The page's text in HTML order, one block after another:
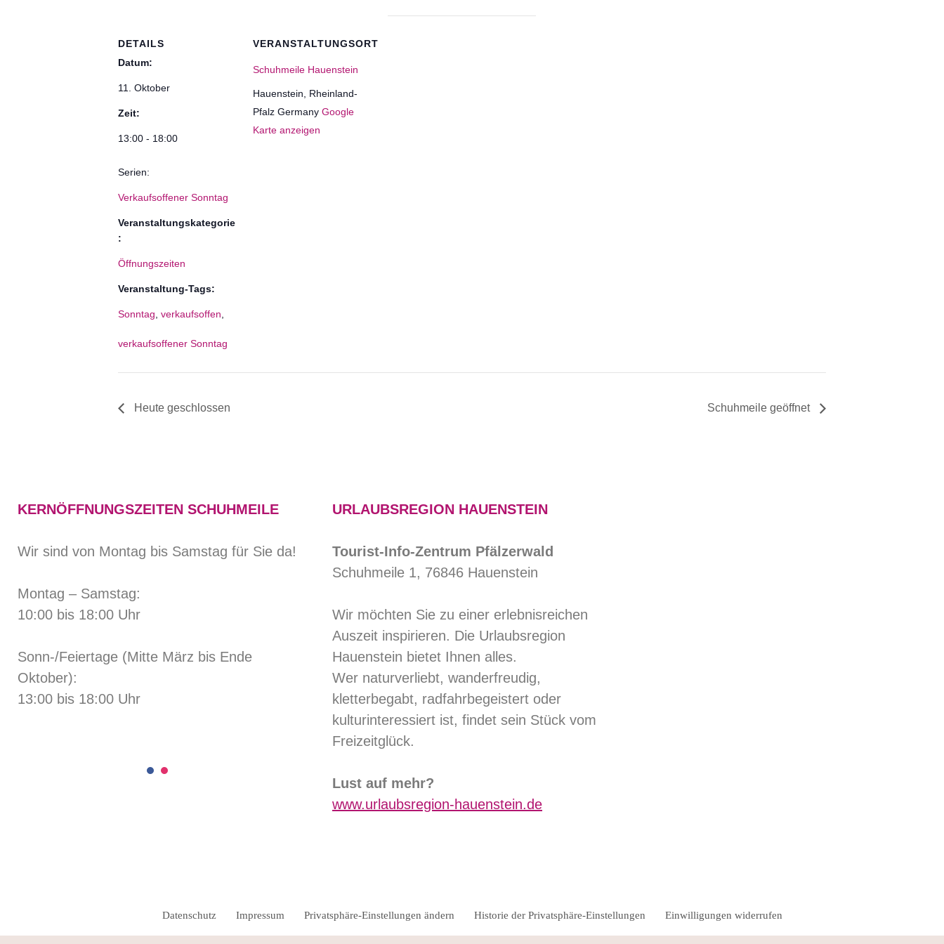
DETAILS
Datum:
11. Oktober
Zeit:
13:00 - 18:00
Serien:
Verkaufsoffener Sonntag
Veranstaltungskategorie
:
Öffnungszeiten
Veranstaltung-Tags:
Sonntag verkaufsoffen
verkaufsoffener Sonntag
VERANSTALTUNGSORT
Schuhmeile Hauenstein
Hauenstein
Rheinland-
Pfalz Germany Google
Karte anzeigen
Heute geschlossen Schuhmeile geöffnet
KERNÖFFNUNGSZEITEN SCHUHMEILE
Wir sind von Montag bis Samstag für Sie da!
Montag – Samstag:
10:00 bis 18:00 Uhr
Sonn-/Feiertage (Mitte März bis Ende
Oktober):
13:00 bis 18:00 Uhr
URLAUBSREGION HAUENSTEIN
Tourist-Info-Zentrum Pfälzerwald
Schuhmeile 1, 76846 Hauenstein
Wir möchten Sie zu einer erlebnisreichen
Auszeit inspirieren. Die Urlaubsregion
Hauenstein bietet Ihnen alles.
Wer naturverliebt, wanderfreudig,
kletterbegabt, radfahrbegeistert oder
kulturinteressiert ist, findet sein Stück vom
Freizeitglück.
Lust auf mehr?
www.urlaubsregion-hauenstein.de
Datenschutz Impressum Privatsphäre-Einstellungen ändern Historie der Privatsphäre-Einstellungen Einwilligungen widerrufen